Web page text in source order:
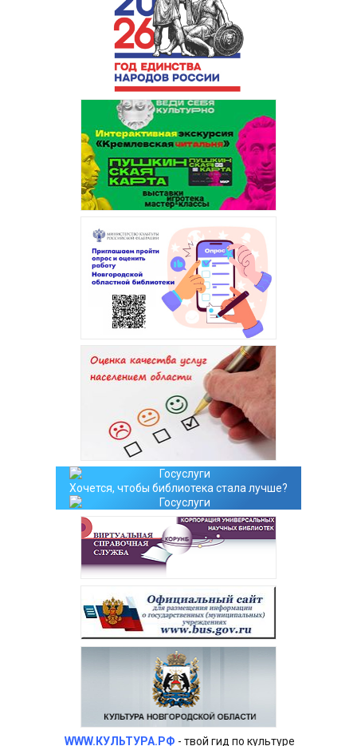
Хочется, чтобы библиотека стала лучше?
WWW.КУЛЬТУРА.РФ - твой гид по культуре